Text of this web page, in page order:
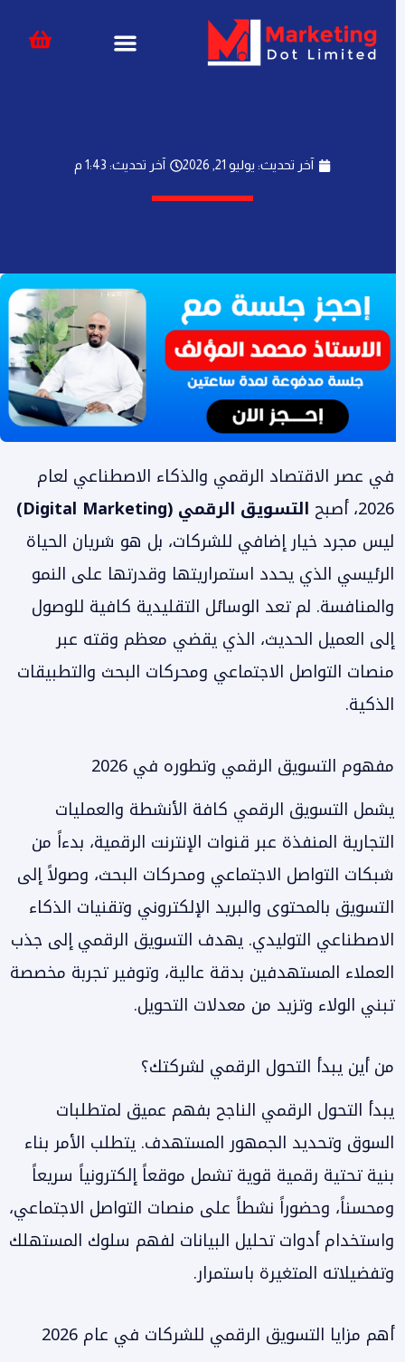
المحتوى
آخر تحديث: يوليو 21, 2026 آخر تحديث: 1:43 م
في عصر الاقتصاد الرقمي والذكاء الاصطناعي لعام
2026، أصبح
التسويق الرقمي (Digital Marketing)
ليس مجرد خيار إضافي للشركات، بل هو شريان الحياة
الرئيسي الذي يحدد استمراريتها وقدرتها على النمو
والمنافسة. لم تعد الوسائل التقليدية كافية للوصول
إلى العميل الحديث، الذي يقضي معظم وقته عبر
منصات التواصل الاجتماعي ومحركات البحث والتطبيقات
الذكية.
مفهوم التسويق الرقمي وتطوره في 2026
يشمل التسويق الرقمي كافة الأنشطة والعمليات
التجارية المنفذة عبر قنوات الإنترنت الرقمية، بدءاً من
شبكات التواصل الاجتماعي ومحركات البحث، وصولاً إلى
التسويق بالمحتوى والبريد الإلكتروني وتقنيات الذكاء
الاصطناعي التوليدي. يهدف التسويق الرقمي إلى جذب
العملاء المستهدفين بدقة عالية، وتوفير تجربة مخصصة
تبني الولاء وتزيد من معدلات التحويل.
من أين يبدأ التحول الرقمي لشركتك؟
يبدأ التحول الرقمي الناجح بفهم عميق لمتطلبات
السوق وتحديد الجمهور المستهدف. يتطلب الأمر بناء
بنية تحتية رقمية قوية تشمل موقعاً إلكترونياً سريعاً
ومحسناً، وحضوراً نشطاً على منصات التواصل الاجتماعي،
واستخدام أدوات تحليل البيانات لفهم سلوك المستهلك
وتفضيلاته المتغيرة باستمرار.
أهم مزايا التسويق الرقمي للشركات في عام 2026